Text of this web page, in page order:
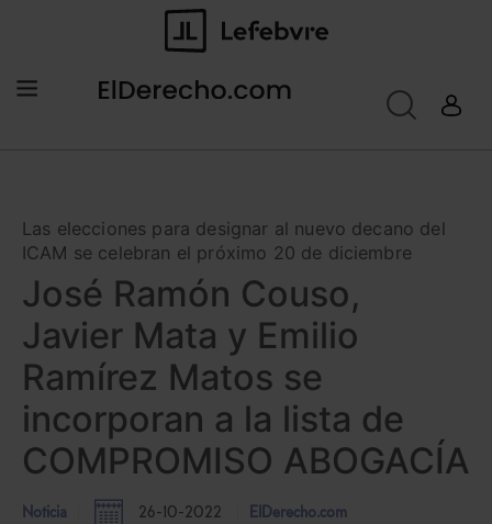
Las elecciones para designar al nuevo decano del
ICAM se celebran el próximo 20 de diciembre
José Ramón Couso,
Javier Mata y Emilio
Ramírez Matos se
incorporan a la lista de
COMPROMISO ABOGACÍA
Noticia 26-10-2022 ElDerecho.com